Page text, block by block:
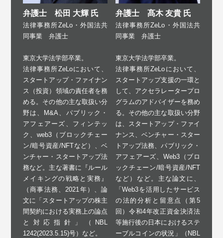
弁護士 松田 大輝 氏
法律事務所ZeLo・外国法共
同事業 弁護士
東京大学法学部卒業。
法律事務所ZeLoにおいて、
スタートアップ・ファイナン
ス（投資）領域の責任者を務
める。その他の主な取扱い分
野は、M&A、パブリック・
アフェアーズ、フィンテッ
ク、web3（ブロックチェー
ン/暗号資産/NFTなど）、ベ
ンチャー・スタートアップ法
務など。主な著書に『ルール
メイキングの戦略と実務』
（商事法務、2021年）、論
文に「スタートアップの株主
間契約における実務上の論点
と対応指針」（NBL
1242(2023.5.15)号）など。
弁護士 髙木 友貴 氏
法律事務所ZeLo・外国法共
同事業 弁護士
東京大学法学部卒業。
法律事務所ZeLoにおいて、
スタートアップ支援の一環と
して、アクセラレータープロ
グラムのアドバイザーを務め
る。その他の主な取扱い分野
は、スタートアップ・ファイ
ナンス、ベンチャー・スター
トアップ法務、パブリック・
アフェアーズ、Web3（ブロ
ックチェーン/暗号資産/NFT
など）など。主な論文に、
「Web3を活用したサービス
の法的分析と留意点（第5
回）令和4年改正資金決済法
等施行後の日本におけるステ
ーブルコインの状況」（NBL